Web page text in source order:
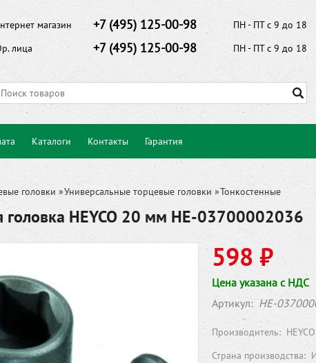
магазин +7 (495) 125-00-98
ПН - ПТ с 9 до 18
лица
+7 (495) 125-00-98 ПН - ПТ с 9 до 18
Каталоги Контакты Гарантия
головки »Универсальные торцевые головки »Тонкостенные
головка HEYCO 20 мм HE-03700002036
598 ₽
Цена указана с НДС
Артикул: HE-
Производитель: HEYCO
Страна производства: